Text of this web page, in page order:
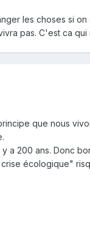
les choses si
pas. C'est ca
que nous
a 200 ans. Donc
écologique"